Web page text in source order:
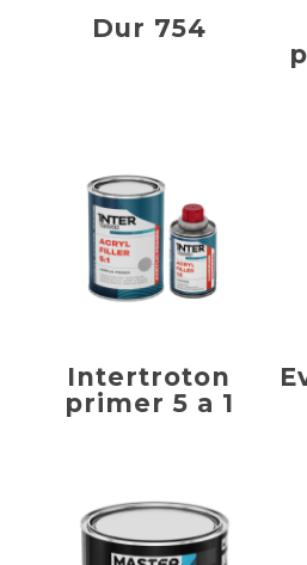
Dur 754
Intertroton
primer 5 a 1